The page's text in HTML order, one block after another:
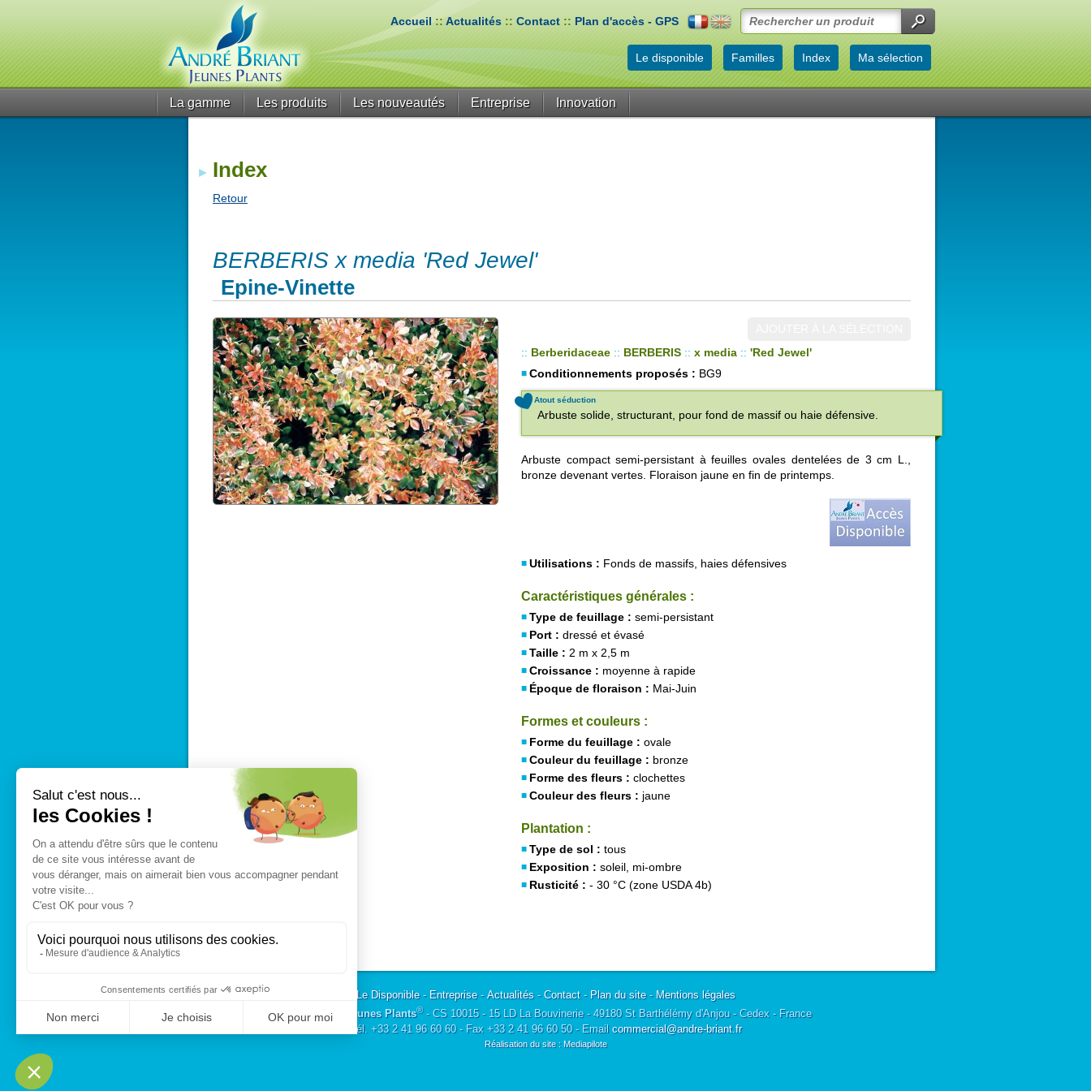
Accueil::Actualités :: Contact :: Plan d'accès - GPS
Le disponible Familles Index Ma sélection
La gamme Les produits Les nouveautés Entreprise Innovation
Index
Retour
BERBERIS x media 'Red Jewel'
Epine-Vinette
:: Berberidaceae :: BERBERIS :: x media :: 'Red Jewel'
Conditionnements proposés : BG9
Atout séduction
Arbuste solide, structurant, pour fond de massif ou haie défensive.
Arbuste compact semi-persistant à feuilles ovales dentelées de 3 cm L.,
bronze devenant vertes. Floraison jaune en fin de printemps.
Utilisations : Fonds de massifs, haies défensives
Caractéristiques générales :
Type de feuillage : semi-persistant
Port : dressé et évasé
Taille : 2 m x 2,5 m
Croissance : moyenne à rapide
Époque de floraison : Mai-Juin
Formes et couleurs :
Forme du feuillage : ovale
Couleur du feuillage : bronze
Forme des fleurs : clochettes
Couleur des fleurs : jaune
Plantation :
Type de sol : tous
Exposition : soleil, mi-ombre
Rusticité : - 30 °C (zone USDA 4b)
Le Disponible- Entreprise- Actualités- Contact- Plan du site- Mentions légales
André Briant Jeunes Plants®- CS 10015 - 15 LD La Bouvinerie - 49180 St Barthélémy d'Anjou - Cedex - France
Tél. +33 2 41 96 60 60 - Fax +33 2 41 96 60 50 - Email commercial@andre-briant.fr
Réalisation du site : Mediapilote